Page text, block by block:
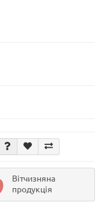
Вітчизняна
продукція